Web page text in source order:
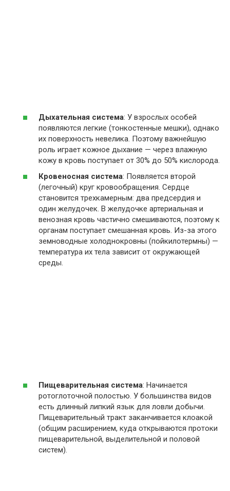
Дыхательная система: У взрослых особей
появляются легкие (тонкостенные мешки), однако
их поверхность невелика. Поэтому важнейшую
роль играет кожное дыхание — через влажную
кожу в кровь поступает от 30% до 50% кислорода.
Кровеносная система: Появляется второй
(легочный) круг кровообращения. Сердце
становится трехкамерным: два предсердия и
один желудочек. В желудочке артериальная и
венозная кровь частично смешиваются, поэтому к
органам поступает смешанная кровь. Из-за этого
земноводные холоднокровны (пойкилотермны) —
температура их тела зависит от окружающей
среды.
Пищеварительная система: Начинается
ротоглоточной полостью. У большинства видов
есть длинный липкий язык для ловли добычи.
Пищеварительный тракт заканчивается клоакой
(общим расширением, куда открываются протоки
пищеварительной, выделительной и половой
систем).